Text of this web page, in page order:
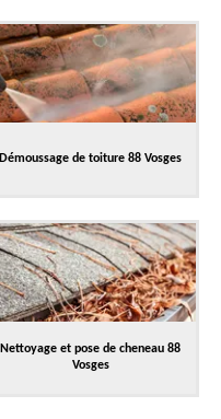
Démoussage de toiture 88 Vosges
Nettoyage et pose de cheneau 88
Vosges